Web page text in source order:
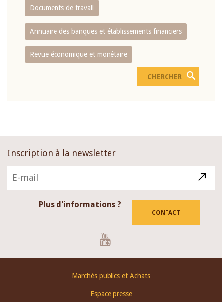
Documents de travail
Annuaire des banques et établissements financiers
Revue économique et monétaire
Inscription à la newsletter
Plus d'informations ?
CONTACT
Marchés publics et Achats
Espace presse